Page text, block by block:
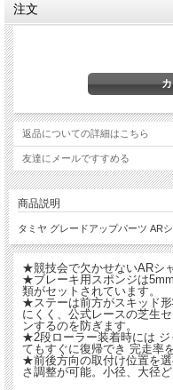
注文
返品についての詳細はこちら
友達にメールですすめる
商品説明
タミヤ グレードアップパーツ AR
★競技会で欠かせないARシ
★ブレーキ用スポンジは
類がセットされています。
★ステーは前方がスキッド
にくく、公式レースの芝生
ンするのを防ぎます。
★2段ローラー装着時には
てもすぐに復帰でき 完走率
★前後方向の取付け位置を
さ調整が可能。小径、大径